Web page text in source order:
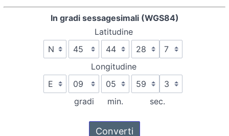
In gradi sessagesimali (WGS84)
Latitudine
Longitudine
gradi min. sec.